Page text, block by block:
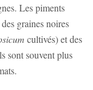
Les piments
graines noires
cultivés) et des
sont souvent plus